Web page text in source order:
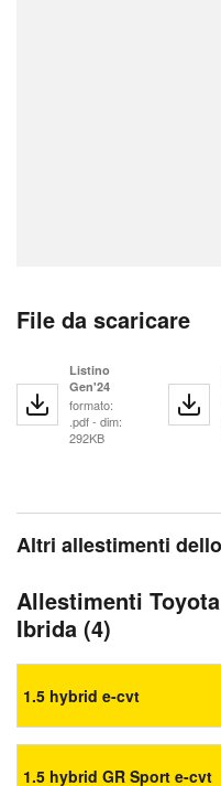
File da scaricare
Listino
Gen'24
formato:
.pdf - dim:
292KB
Altri allestimenti
Allestimenti
Ibrida (4)
1.5 hybrid e-cvt
1.5 hybrid GR Sport e-cvt